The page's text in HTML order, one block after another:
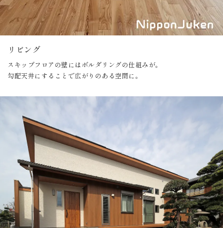
リビング
スキップフロアの壁にはボルダリングの仕組みが。
勾配天井にすることで広がりのある空間に。